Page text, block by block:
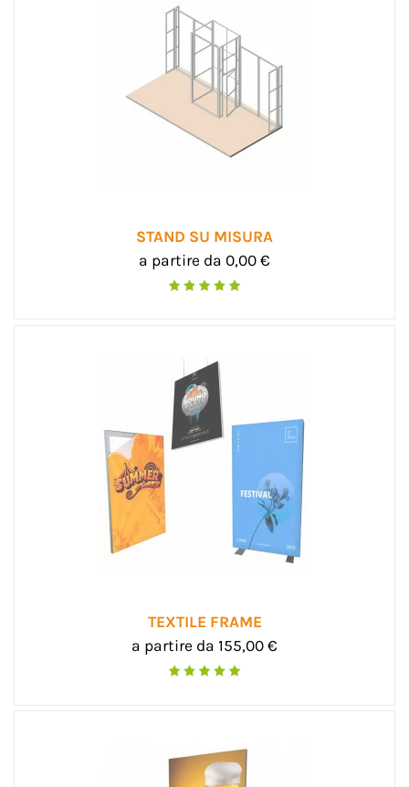
STAND SU MISURA
a partire da 0,00 €
TEXTILE FRAME
a partire da 155,00 €